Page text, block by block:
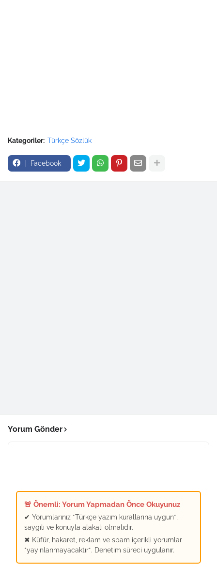
Kategoriler: Türkçe Sözlük
Facebook
Yorum Gönder
🚨 Önemli: Yorum Yapmadan Önce Okuyunuz
✔ Yorumlarınız *Türkçe yazım kurallarına uygun*,
saygılı ve konuyla alakalı olmalıdır.
✖ Küfür, hakaret, reklam ve spam içerikli yorumlar
*yayınlanmayacaktır*. Denetim süreci uygulanır.